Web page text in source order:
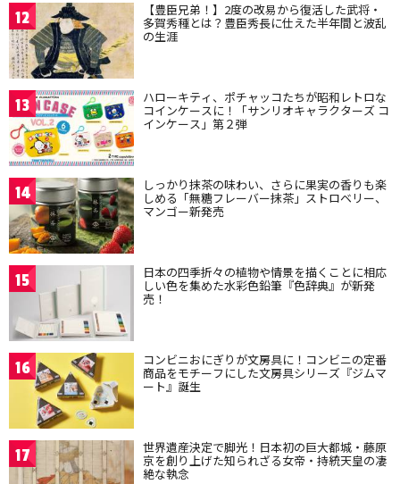
12 【豊臣兄弟！】2度の改易から復活した武将・
多賀秀種とは？豊臣秀長に仕えた半年間と波乱
の生涯
13 ハローキティ、ポチャッコたちが昭和レトロな
コインケースに！「サンリオキャラクターズ コ
インケース」第２弾
14 しっかり抹茶の味わい、さらに果実の香りも楽
しめる「無糖フレーバー抹茶」ストロベリー、
マンゴー新発売
15 日本の四季折々の植物や情景を描くことに相応
しい色を集めた水彩色鉛筆『色辞典』が新発
売！
16 コンビニおにぎりが文房具に！コンビニの定番
商品をモチーフにした文房具シリーズ『ジムマ
ート』誕生
17 世界遺産決定で脚光！日本初の巨大都城・藤原
京を創り上げた知られざる女帝・持統天皇の凄
絶な執念